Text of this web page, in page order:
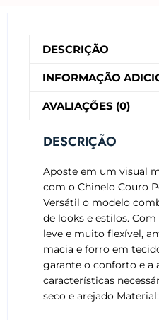
DESCRIÇÃO
INFORMAÇÃO
AVALIAÇÕES (0)
DESCRIÇÃO
Aposte em um visual
com o Chinelo Couro
Versátil o modelo
de looks e estilos.
leve e muito flexível,
macia e forro em
garante o conforto e a
características
seco e arejado